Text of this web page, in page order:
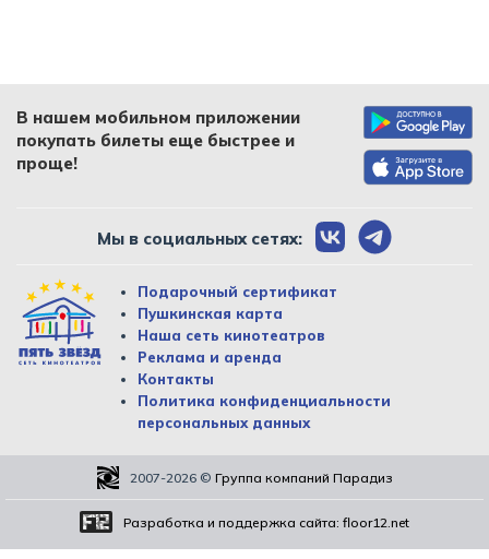
В нашем мобильном приложении
покупать билеты еще быстрее и
проще!
Мы в социальных сетях:
Подарочный сертификат
Пушкинская карта
Наша сеть кинотеатров
Реклама и аренда
Контакты
Политика конфиденциальности
персональных данных
2007-2026 © Группа компаний Парадиз
Разработка и поддержка сайта: floor12.net